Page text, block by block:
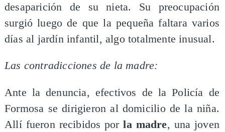
desaparición de su nieta. Su preocupación
surgió luego de que la pequeña faltara varios
días al jardín infantil, algo totalmente inusual.
Las contradicciones de la madre:
Ante la denuncia, efectivos de la Policía de
Formosa se dirigieron al domicilio de la niña.
Allí fueron recibidos porla madre, una joven